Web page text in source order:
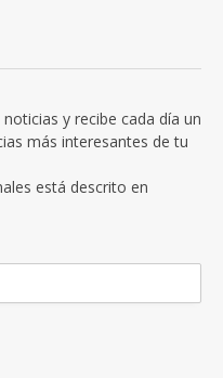
y recibe cada día un
más interesantes de tu
está descrito en